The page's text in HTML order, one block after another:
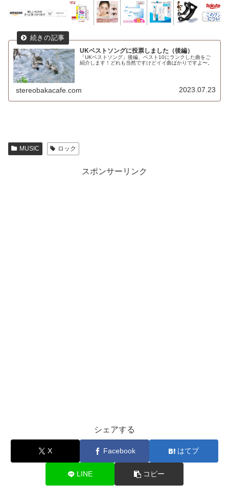
UKベストソングに投票しました（後編）
「UKベストソング」後編、ベスト10にランクした曲をご
紹介します！どれも当然ですけどイイ曲ばかりですよ〜。
stereobakacafe.com 2023.07.23
MUSIC ロック
スポンサーリンク
シェアする
X Facebook はてブ
LINE コピー